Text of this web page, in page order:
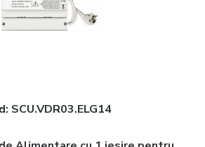
SCU.VDR03.ELG14